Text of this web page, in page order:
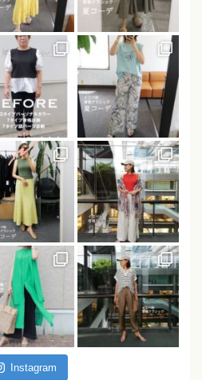
Instagram